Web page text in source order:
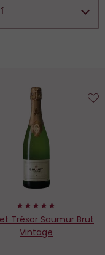
100%
Trésor Saumur Brut
Vintage